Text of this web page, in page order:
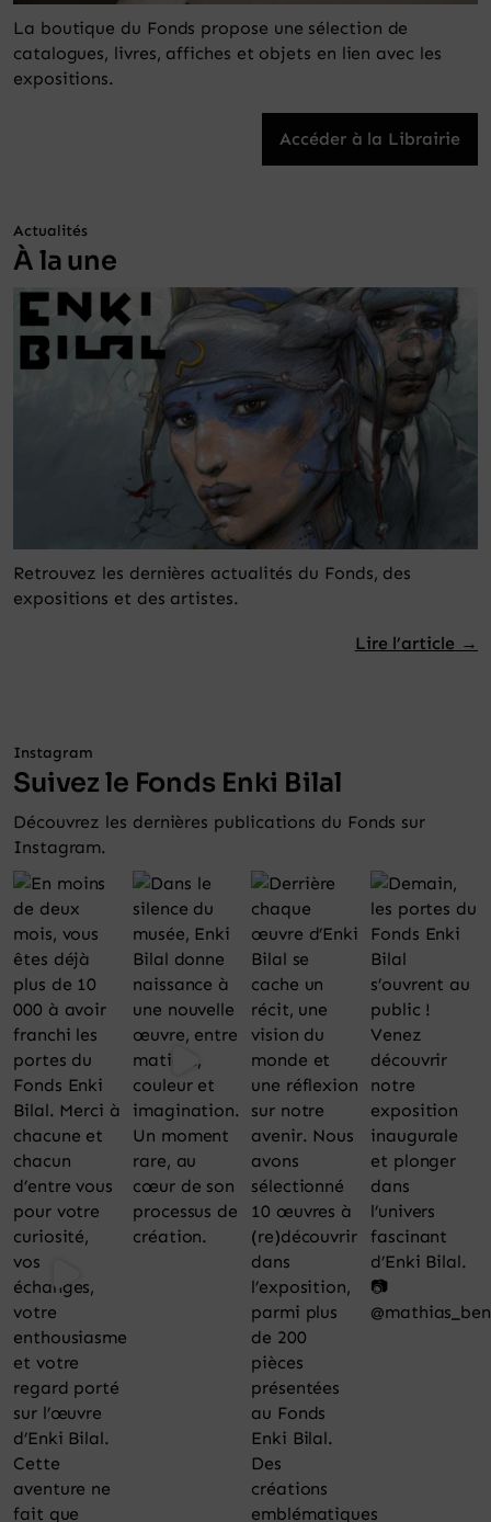
La boutique du Fonds propose une sélection de
catalogues, livres, affiches et objets en lien avec les
expositions.
Accéder à la Librairie
Actualités
À la une
Retrouvez les dernières actualités du Fonds, des
expositions et des artistes.
Lire l’article →
Instagram
Suivez le Fonds Enki Bilal
Découvrez les dernières publications du Fonds sur
Instagram.